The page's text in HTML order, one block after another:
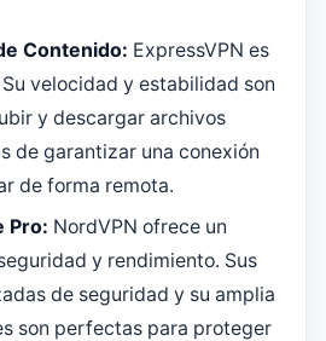
Contenido: ExpressVPN es
velocidad y estabilidad son
y descargar archivos
de garantizar una conexión
de forma remota.
Pro: NordVPN ofrece un
y rendimiento. Sus
de seguridad y su amplia
son perfectas para proteger